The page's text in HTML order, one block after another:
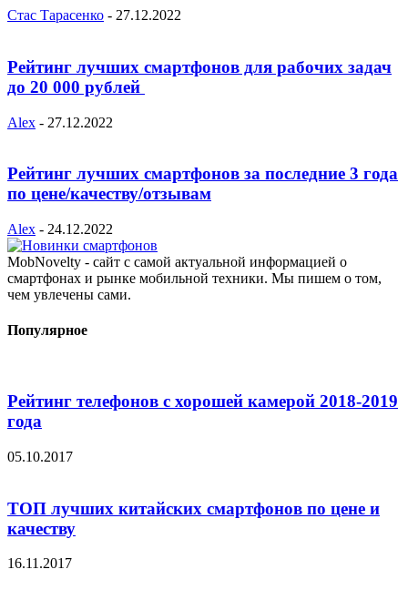
Стас Тарасенко - 27.12.2022
Рейтинг лучших смартфонов для рабочих задач
до 20 000 рублей
Alex - 27.12.2022
Рейтинг лучших смартфонов за последние 3 года
по цене/качеству/отзывам
Alex - 24.12.2022
MobNovelty - сайт с самой актуальной информацией о
смартфонах и рынке мобильной техники. Мы пишем о том,
чем увлечены сами.
Популярное
Рейтинг телефонов с хорошей камерой 2018-2019
года
05.10.2017
ТОП лучших китайских смартфонов по цене и
качеству
16.11.2017